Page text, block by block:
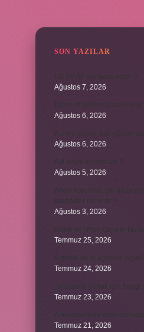
SON YAZILAR
Ağustos 7, 2026
Ağustos 6, 2026
Ağustos 6, 2026
Ağustos 5, 2026
Ağustos 3, 2026
Temmuz 25, 2026
Temmuz 24, 2026
Temmuz 23, 2026
Temmuz 21, 2026